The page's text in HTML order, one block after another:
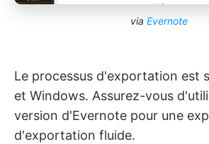
via Evernote
Le processus d'exportation est
et Windows. Assurez-vous
version d'Evernote pour une
d'exportation fluide.